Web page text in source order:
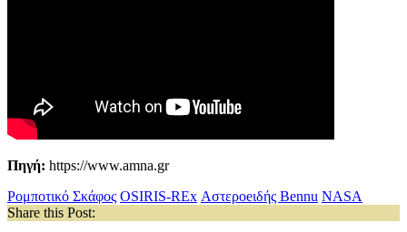
Πηγή: https://www.amna.gr
Ρομποτικό Σκάφος OSIRIS-REx Αστεροeιδής Bennu NASA
Share this Post: